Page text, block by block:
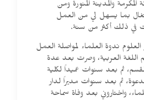
والمدينة المنورة ومن
بما يسهل لي من العمل
في ذلك أكثر من سنة.
ندوة العلماء لمواصلة العمل
اللغة العربية، وصرت بعد عدة
ثم بعد سنوات عميداً لكلية
ثم بعد سنوات مديراً لدار
واختاروني بعد وفاة سماحة